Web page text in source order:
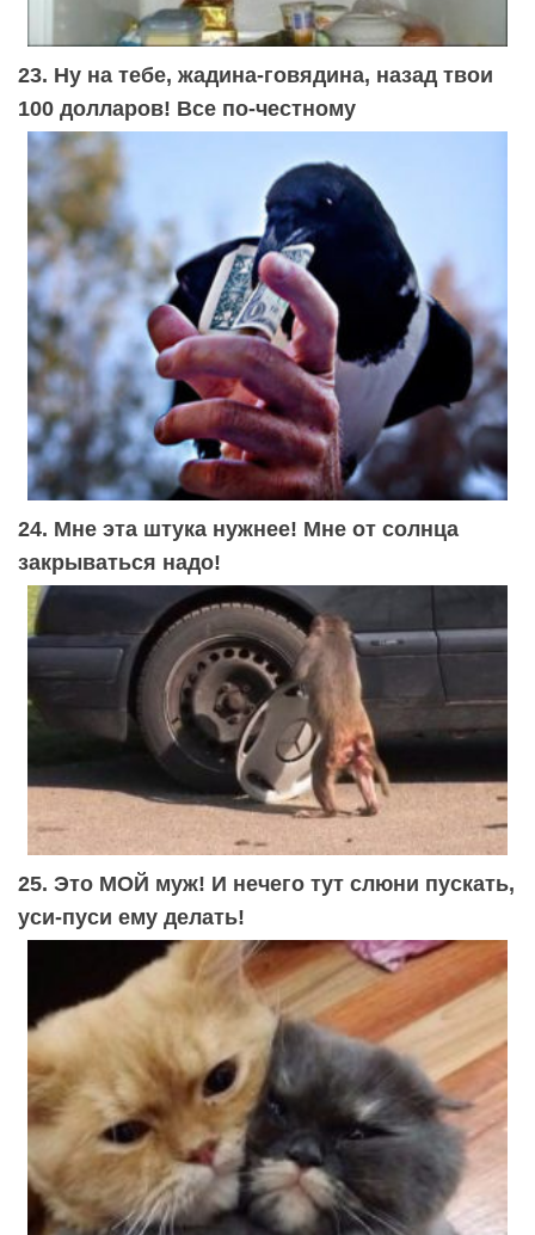
23. Ну на тебе, жадина-говядина, назад твои
100 долларов! Все по-честному
24. Мне эта штука нужнее! Мне от солнца
закрываться надо!
25. Это МОЙ муж! И нечего тут слюни пускать,
уси-пуси ему делать!